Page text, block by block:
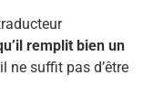
remplit bien un
ne suffit pas d’être